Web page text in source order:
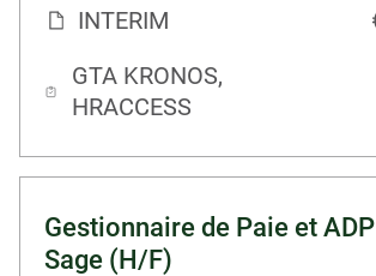
INTERIM
GTA KRONOS,
HRACCESS
Gestionnaire de Paie et ADP
Sage (H/F)